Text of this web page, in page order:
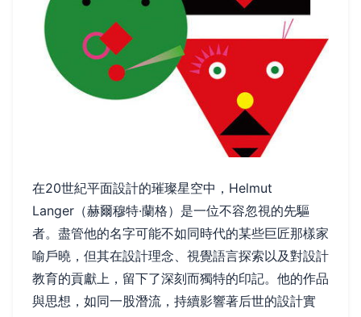
在20世紀平面設計的璀璨星空中，Helmut
Langer（赫爾穆特·蘭格）是一位不容忽視的先驅
者。盡管他的名字可能不如同時代的某些巨匠那樣家
喻戶曉，但其在設計理念、視覺語言探索以及對設計
教育的貢獻上，留下了深刻而獨特的印記。他的作品
與思想，如同一股潛流，持續影響著后世的設計實